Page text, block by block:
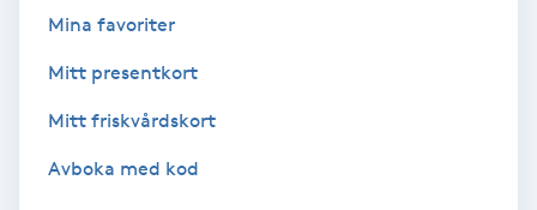
Hälsa
Hälsprickor
Mina favoriter
Mitt presentkort
Mitt friskvårdskort
Avboka med kod